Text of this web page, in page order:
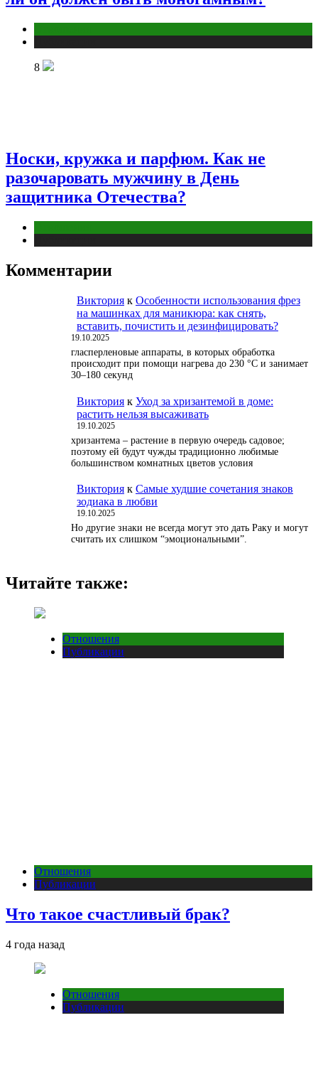
8
Носки, кружка и парфюм. Как не
разочаровать мужчину в День
защитника Отечества?
Комментарии
Виктория к Особенности использования фрез
на машинках для маникюра: как снять,
вставить, почистить и дезинфицировать?
19.10.2025
гласперленовые аппараты, в которых обработка
происходит при помощи нагрева до 230 °С и занимает
30–180 секунд
Виктория к Уход за хризантемой в доме:
растить нельзя высаживать
19.10.2025
хризантема – растение в первую очередь садовое;
поэтому ей будут чужды традиционно любимые
большинством комнатных цветов условия
Виктория к Самые худшие сочетания знаков
зодиака в любви
19.10.2025
Но другие знаки не всегда могут это дать Раку и могут
считать их слишком “эмоциональными”.
Читайте также:
Отношения
Публикации
Отношения
Публикации
Что такое счастливый брак?
4 года назад
Отношения
Публикации